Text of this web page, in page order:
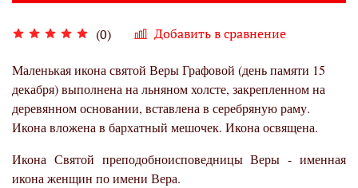
(0) Добавить в сравнение
Маленькая икона святой Веры Графовой (день памяти 15
декабря) выполнена на льняном холсте, закрепленном на
деревянном основании, вставлена в серебряную раму.
Икона вложена в бархатный мешочек. Икона освящена.
Икона Святой преподобноисповедницы Веры - именная
икона женщин по имени Вера.